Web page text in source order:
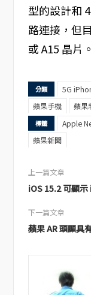
型的設計和
路連接，但
或 A15 晶片。
分類 5G
蘋果手機
蘋果
標籤 Apple
蘋果新聞
上一篇文章
iOS 15.2 可顯
下一篇文章
蘋果 AR 頭顯具